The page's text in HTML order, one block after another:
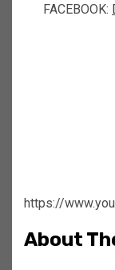
FACEBOOK:
https://
About